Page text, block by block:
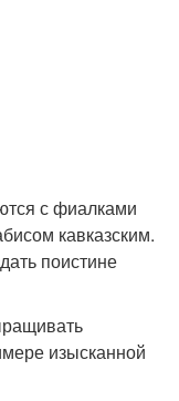
с фиалками
кавказским.
поистине
изысканной